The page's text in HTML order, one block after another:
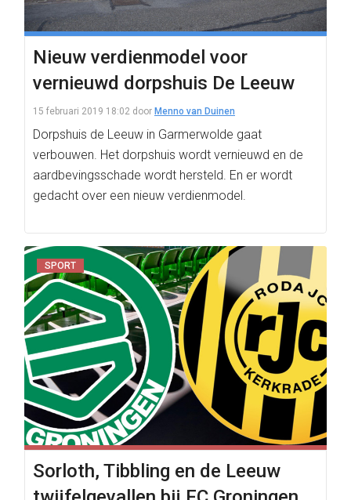
Nieuw verdienmodel voor
vernieuwd dorpshuis De Leeuw
15 februari 2019 18:02 door Menno van Duinen
Dorpshuis de Leeuw in Garmerwolde gaat
verbouwen. Het dorpshuis wordt vernieuwd en de
aardbevingsschade wordt hersteld. En er wordt
gedacht over een nieuw verdienmodel.
SPORT
Sorloth, Tibbling en de Leeuw